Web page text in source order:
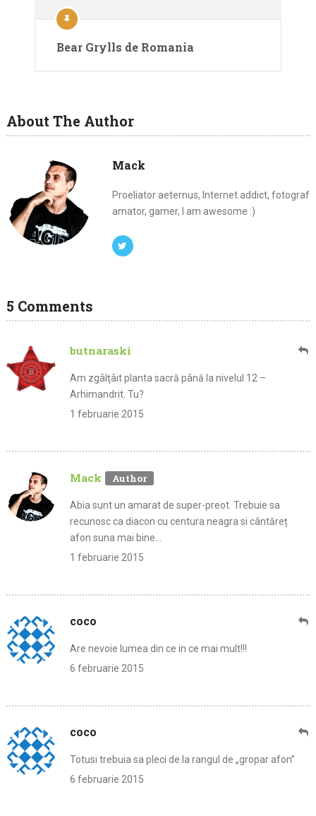
Bear Grylls de Romania
About The Author
Mack
Proeliator aeternus, Internet addict, fotograf
amator, gamer, I am awesome :)
5 Comments
butnaraski
Am zgâlţâit planta sacră până la nivelul 12 –
Arhimandrit. Tu?
1 februarie 2015
Mack
Abia sunt un amarat de super-preot. Trebuie sa
recunosc ca diacon cu centura neagra si cântăreț
afon suna mai bine…
1 februarie 2015
coco
Are nevoie lumea din ce in ce mai mult!!!
6 februarie 2015
coco
Totusi trebuia sa pleci de la rangul de „gropar afon”
6 februarie 2015